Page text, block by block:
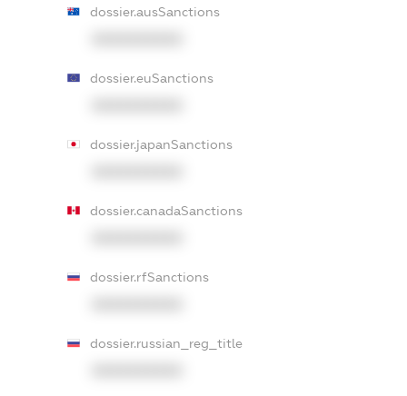
dossier.ausSanctions
dossier.euSanctions
dossier.japanSanctions
dossier.canadaSanctions
dossier.rfSanctions
dossier.russian_reg_title